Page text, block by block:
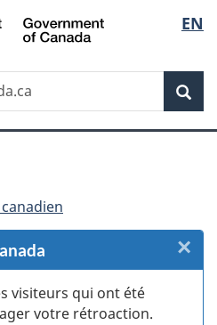
Passer
au
des
Passer
au
principal
Passer
à
Au
du
Passer
à
version
simplifiée
de
la
EN
visiteurs qui ont été
votre rétroaction.
×